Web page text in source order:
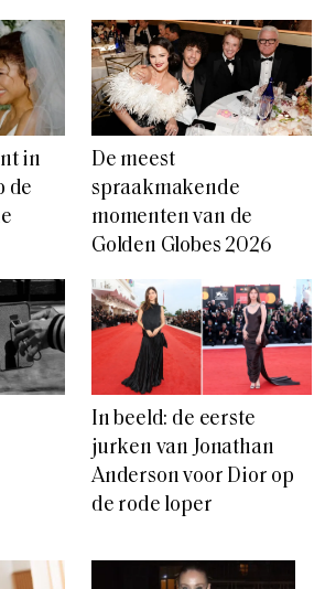
in
de
De meest
spraakmakende
momenten van de
Golden Globes 2026
In beeld: de eerste
jurken van Jonathan
Anderson voor Dior op
de rode loper